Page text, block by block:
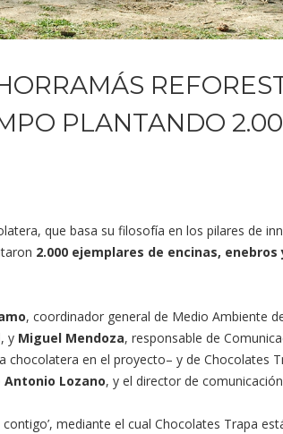
PLANTANDO
que basa su filosofía en los pilares de
2.000 ejemplares de encinas,
, coordinador general de Medio Ambiente
y Miguel Mendoza, responsable de
chocolatera en el proyecto– y de Chocolates
Antonio Lozano, y el director de
mediante el cual Chocolates Trapa